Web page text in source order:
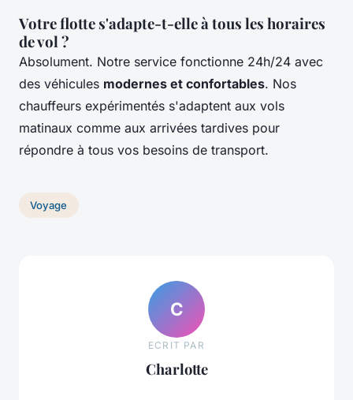
Votre flotte s'adapte-t-elle à tous les horaires
de vol ?
Absolument. Notre service fonctionne 24h/24 avec
des véhicules modernes et confortables. Nos
chauffeurs expérimentés s'adaptent aux vols
matinaux comme aux arrivées tardives pour
répondre à tous vos besoins de transport.
Voyage
C
ECRIT PAR
Charlotte